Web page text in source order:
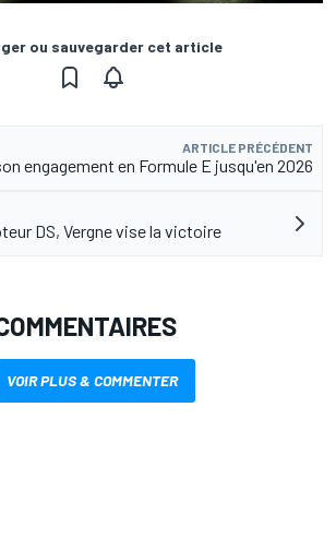
ou sauvegarder cet article
ARTICLE PRÉCÉDENT
engagement en Formule E jusqu'en 2026
DS, Vergne vise la victoire
VOIR PLUS & COMMENTER